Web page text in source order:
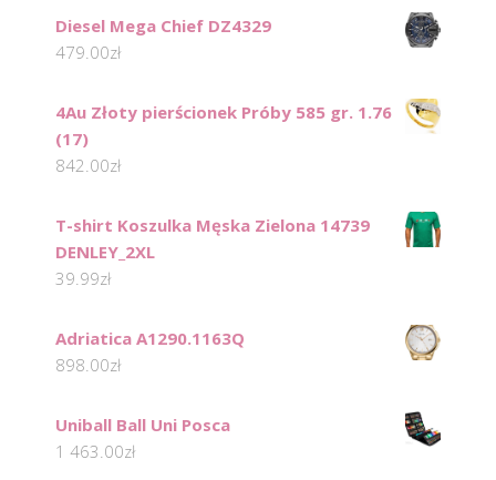
Diesel Mega Chief DZ4329
479.00zł
4Au Złoty pierścionek Próby 585 gr. 1.76
(17)
842.00zł
T-shirt Koszulka Męska Zielona 14739
DENLEY_2XL
39.99zł
Adriatica A1290.1163Q
898.00zł
Uniball Ball Uni Posca
1 463.00zł